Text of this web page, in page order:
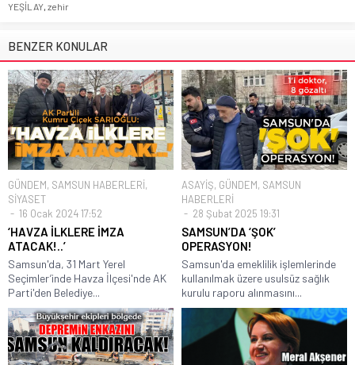
YEŞİLAY, zehir
BENZER KONULAR
GÜNDEM, SAMSUN HABERLERİ,
SİYASET
16 Ocak 2024 17:52
‘HAVZA İLKLERE İMZA
ATACAK!..’
Samsun'da, 31 Mart Yerel
Seçimler’inde Havza İlçesi'nde AK
Parti'den Belediye...
ASAYİŞ, GÜNDEM, SAMSUN
HABERLERİ
28 Şubat 2025 19:31
SAMSUN’DA ‘ŞOK’
OPERASYON!
Samsun'da emeklilik işlemlerinde
kullanılmak üzere usulsüz sağlık
kurulu raporu alınmasını...